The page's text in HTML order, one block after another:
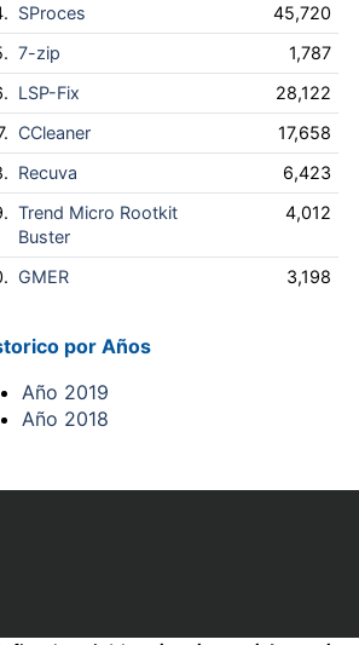
SProces
45,720
7-zip
1,787
LSP-Fix
28,122
CCleaner
17,658
Recuva
6,423
Trend Micro Rootkit
Buster
4,012
GMER 3,198
por Años
Año 2019
Año 2018